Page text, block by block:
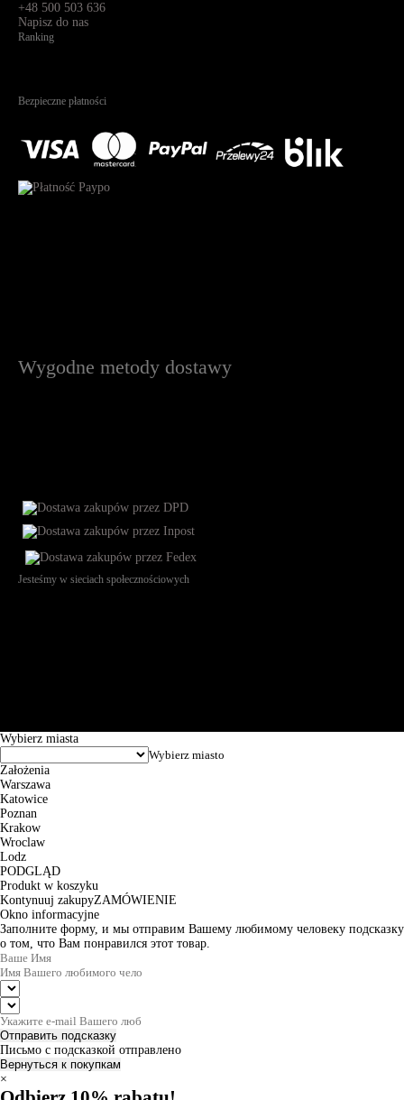
+48 500 503 636
Napisz do nas
Ranking
Bezpieczne płatności
Wygodne metody dostawy
Jesteśmy w sieciach społecznościowych
Wybierz miasta
Założenia
Warszawa
Katowice
Poznan
Krakow
Wroclaw
Lodz
PODGLĄD
Produkt w koszyku
Kontynuuj zakupyZAMÓWIENIE
Okno informacyjne
Заполните форму, и мы отправим Вашему любимому человеку подсказку
о том, что Вам понравился этот товар.
Отправить подсказку
Письмо с подсказкой отправлено
Вернуться к покупкам
×